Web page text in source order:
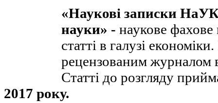
«Наукові записки
науки» - наукове
статті в галузі
рецензованим журналом
Статті до розгляду
2017 року.